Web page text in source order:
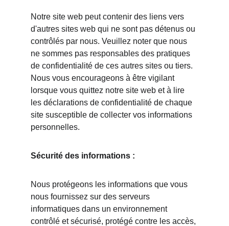
Notre site web peut contenir des liens vers
d'autres sites web qui ne sont pas détenus ou
contrôlés par nous. Veuillez noter que nous
ne sommes pas responsables des pratiques
de confidentialité de ces autres sites ou tiers.
Nous vous encourageons à être vigilant
lorsque vous quittez notre site web et à lire
les déclarations de confidentialité de chaque
site susceptible de collecter vos informations
personnelles.
Sécurité des informations :
Nous protégeons les informations que vous
nous fournissez sur des serveurs
informatiques dans un environnement
contrôlé et sécurisé, protégé contre les accès,